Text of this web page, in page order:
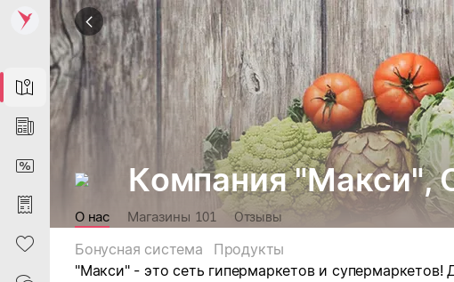
Map
News
DiscountCard
Purchases
Heart
Компания "Макси",
О нас Магазины 101 Отзывы
Бонусная система
Продукты
"Макси" - это сеть гипермаркетов и супермаркетов!